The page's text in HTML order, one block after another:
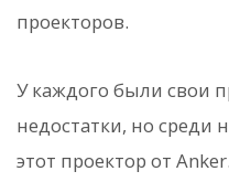
проекторов.
У каждого были свои
недостатки, но среди
этот проектор от Anker.